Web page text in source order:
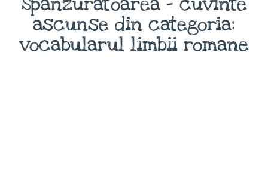
ascunse din categoria:
vocabularul limbii romane